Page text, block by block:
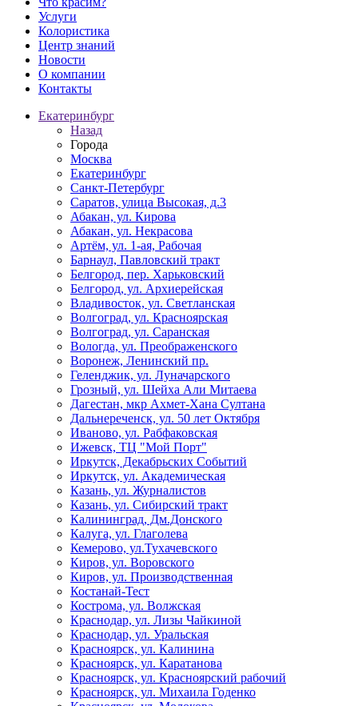
Услуги
Колористика
Центр знаний
Новости
О компании
Контакты
Екатеринбург
Назад
Города
Москва
Екатеринбург
Санкт-Петербург
Саратов, улица Высокая, д.3
Абакан, ул. Кирова
Абакан, ул. Некрасова
Артём, ул. 1-ая, Рабочая
Барнаул, Павловский тракт
Белгород, пер. Харьковский
Белгород, ул. Архиерейская
Владивосток, ул. Светланская
Волгоград, ул. Красноярская
Волгоград, ул. Саранская
Вологда, ул. Преображенского
Воронеж, Ленинский пр.
Геленджик, ул. Луначарского
Грозный, ул. Шейха Али Митаева
Дагестан, мкр Ахмет-Хана Султана
Дальнереченск, ул. 50 лет Октября
Иваново, ул. Рабфаковская
Ижевск, ТЦ "Мой Порт"
Иркутск, Декабрьских Событий
Иркутск, ул. Академическая
Казань, ул. Журналистов
Казань, ул. Сибирский тракт
Калининград, Дм.Донского
Калуга, ул. Глаголева
Кемерово, ул.Тухачевского
Киров, ул. Воровского
Киров, ул. Производственная
Костанай-Тест
Кострома, ул. Волжская
Краснодар, ул. Лизы Чайкиной
Краснодар, ул. Уральская
Красноярск, ул. Калинина
Красноярск, ул. Каратанова
Красноярск, ул. Красноярский рабочий
Красноярск, ул. Михаила Годенко